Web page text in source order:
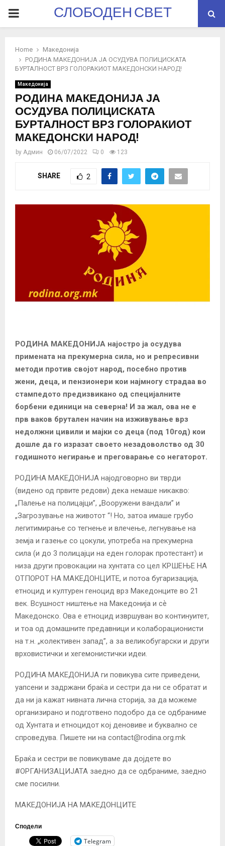
PRIMARYСЛОБОДЕН СВЕТ
Home
Македонија
РОДИНА МАКЕДОНИЈА ЈА ОСУДУВА ПОЛИЦИСКАТА
БУРТАЛНОСТ ВРЗ ГОЛОРАКИОТ МАКЕДОНСКИ НАРОД!
Македонија
РОДИНА МАКЕДОНИЈА ЈА
ОСУДУВА ПОЛИЦИСКАТА
БУРТАЛНОСТ ВРЗ ГОЛОРАКИОТ
МАКЕДОНСКИ НАРОД!
by Админ 06/07/2022 0 123
SHARE 2
РОДИНА МАКЕДОНИЈА најостро ја осудува
примената на прекумерна сила, но и репресивни
методи против својот народ, посебно против
жени, деца, и пензионери кои најмногу страдаа во
стампедото предизвикано од специјалните
борбени единици на северна! И за жал, ова не е
прв ваков брутален начин на изживување врз
недолжни цивили и мајки со деца (под 10год) кои
дошле да го изразат своето незадоволство од 30
годишното негирање и преговарање со негаторот.
РОДИНА МАКЕДОНИЈА најодговорно ви тврди
(видено од првите редови) дека немаше никакво:
„Палење на полицајци”, „Вооружени вандали” и
„Загрозување на животот “! Но, затоа имаше грубо
легитимирање со тегнење и влечење, легнување на
земја и газење со цокули, употреба на прекумерна
сила (и до 3 полицајци на еден голорак протестант) и
низа други провокации на хунтата со цел КРШЕЊЕ НА
ОТПОРОТ НА МАКЕДОНЦИТЕ, и потоа бугаризација,
етноцид и културен геноцид врз Македонците во 21
век. Всушност ништење на Македонија и сѐ
Македонско. Ова е етноцид извршуван во континуитет,
и тоа од домашните предавници и колаборационисти
на т.н. „колективен запад”, а за великобугарски и други
врховистички и хегемонистички идеи.
РОДИНА МАКЕДОНИЈА ги повикува сите приведени,
уапсени и задржани браќа и сестри да ни се обратат и
да ни ја кажат нивната лична сторија, за да можеме
организирано и подготвено подобро да се одбраниме
од Хунтата и eтноцидот кој деновиве и буквално се
спроведува. Пишете ни на contact@rodina.org.mk
Браќа и сестри ве повикуваме да дојдете во
#ОРГАНИЗАЦИЈАТА заедно да се одбраниме, заедно
сме посилни.
МАКЕДОНИЈА НА МАКЕДОНЦИТЕ
Сподели
Telegram